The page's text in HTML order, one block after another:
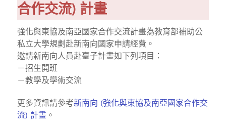
合作交流) 計畫
強化與東協及南亞國家合作交流計畫為教育部補助公
私立大學規劃赴新南向國家申請經費。
邀請新南向人員赴臺子計畫如下列項目：
－招生開班
－教學及學術交流
更多資訊請參考新南向 (強化與東協及南亞國家合作交
流) 計畫 。